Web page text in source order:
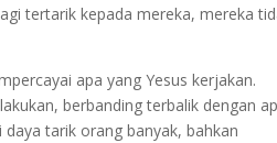
tertarik kepada mereka, mereka
apa yang Yesus kerjakan.
berbanding terbalik dengan
tarik orang banyak, bahkan